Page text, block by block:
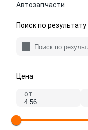
Автозапчасти
Поиск по результату
Цена
от